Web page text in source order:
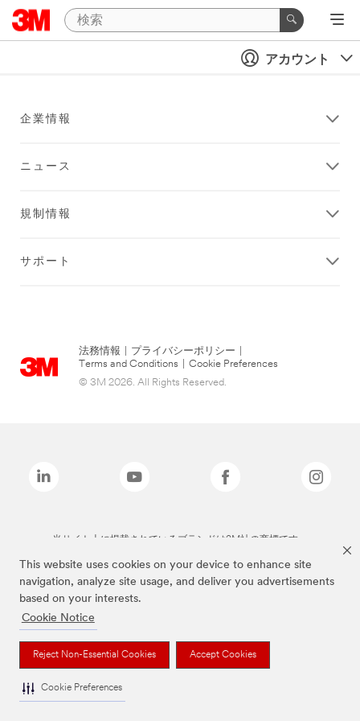
This website uses cookies on your device to enhance site
navigation, analyze site usage, and deliver you advertisements
based on your interests.
Cookie Notice
Reject Non-Essential Cookies Accept Cookies
Cookie Preferences
アカウント
企業情報
ニュース
規制情報
サポート
法務情報 プライバシーポリシー
Terms and Conditions
Cookie Preferences
© 3M 2026. All Rights Reserved.
当サイト上に掲載されているブランドは3M社の商標です。